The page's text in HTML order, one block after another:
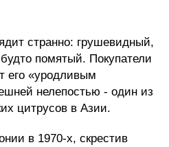
странно: грушевидный,
помятый. Покупатели
его «уродливым
нелепостью - один из
цитрусов в Азии.
в 1970-х, скрестив